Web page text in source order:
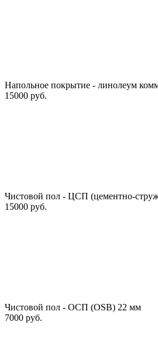
Напольное покрытие - линолеум
15000 руб.
Чистовой пол - ЦСП (цементно-
15000 руб.
Чистовой пол - ОСП (OSB) 22 мм
7000 руб.